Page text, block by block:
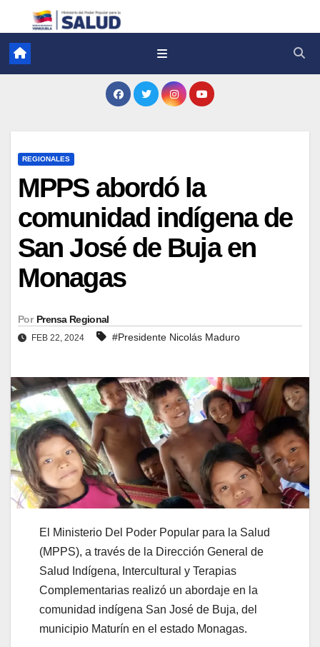
REGIONALES
MPPS abordó la
comunidad indígena de
San José de Buja en
Monagas
Por Prensa Regional
FEB 22, 2024 #Presidente Nicolás Maduro
El Ministerio Del Poder Popular para la Salud
(MPPS), a través de la Dirección General de
Salud Indígena, Intercultural y Terapias
Complementarias realizó un abordaje en la
comunidad indígena San José de Buja, del
municipio Maturín en el estado Monagas.